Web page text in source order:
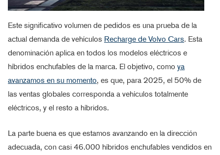
Este significativo volumen de pedidos es una prueba de la
actual demanda de vehículos Recharge de Volvo Cars. Esta
denominación aplica en todos los modelos eléctricos e
híbridos enchufables de la marca. El objetivo, como ya
avanzamos en su momento, es que, para 2025, el 50% de
las ventas globales corresponda a vehículos totalmente
eléctricos, y el resto a híbridos.
La parte buena es que estamos avanzando en la dirección
adecuada, con casi 46.000 híbridos enchufables vendidos en